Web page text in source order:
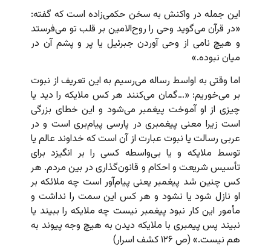
این جمله در واکنش به سخن حکمی‌زاده است که گفته:
«در قرآن می‌گوید وحی را روح‌الامین بر قلب تو می‌فرستد
و هیچ نامی از وحی آوردن جبرئیل یا پر و پشم آن در
میان نبوده.»
اما وقتی به اواسط رساله می‌رسیم به این تعریف از نبوت
بر می‌خوریم: «…گمان می‌کنند هر کس ملایکه را دید یا
چیزی از او آموخت پیغمبر می‌شود و این خطای بزرگی
است زیرا معنی پیغمبری در پارسی پیام‌بری است و در
عربی رسالت یا نبوت عبارت از آن است که خداوند عالم یا
توسط ملایکه و یا بی‌واسطه کسی را بر انگیزد برای
تأسیس شریعت و احکام و قانون‌گذاری در بین مردم. هر
کس چنین شد پیغمبر یعنی پیام‌آور است چه ملائکه بر
او نازل شود یا نشود و هر کس این سمت را نداشت و
مأمور این کار نبود پیغمبر نیست چه ملایکه را ببیند یا
نبیند پس پیمبری با ملایکه دیدن به هیچ وجه پیوند به
هم نیست.» (ص ۱۲۶ کشف اسرار)